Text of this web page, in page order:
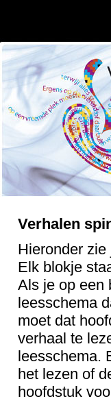
Verhalen
Hieronder
Elk blokje
Als je op een
leesschema
moet dat
verhaal te
leesschema.
het lezen of
hoofdstuk